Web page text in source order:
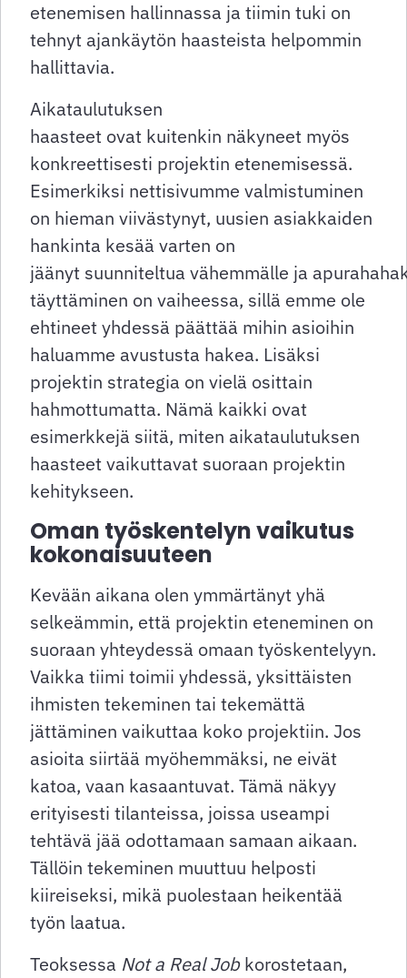
etenemisen hallinnassa ja tiimin tuki on
tehnyt ajankäytön haasteista helpommin
hallittavia.
Aikataulutuksen
haasteet ovat kuitenkin näkyneet myös
konkreettisesti projektin etenemisessä.
Esimerkiksi nettisivumme valmistuminen
on hieman viivästynyt, uusien asiakkaiden
hankinta kesää varten on
jäänyt suunniteltua vähemmälle ja
täyttäminen on vaiheessa, sillä emme ole
ehtineet yhdessä päättää mihin asioihin
haluamme avustusta hakea. Lisäksi
projektin strategia on vielä osittain
hahmottumatta. Nämä kaikki ovat
esimerkkejä siitä, miten aikataulutuksen
haasteet vaikuttavat suoraan projektin
kehitykseen.
Oman työskentelyn vaikutus
kokonaisuuteen
Kevään aikana olen ymmärtänyt yhä
selkeämmin, että projektin eteneminen on
suoraan yhteydessä omaan työskentelyyn.
Vaikka tiimi toimii yhdessä, yksittäisten
ihmisten tekeminen tai tekemättä
jättäminen vaikuttaa koko projektiin. Jos
asioita siirtää myöhemmäksi, ne eivät
katoa, vaan kasaantuvat. Tämä näkyy
erityisesti tilanteissa, joissa useampi
tehtävä jää odottamaan samaan aikaan.
Tällöin tekeminen muuttuu helposti
kiireiseksi, mikä puolestaan heikentää
työn laatua.
Teoksessa Not a Real Jobkorostetaan,